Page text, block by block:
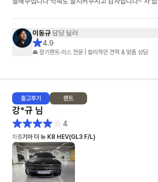
이동규 담당 딜러
4.9
🚘 장기렌트·리스 전문 | 합리적인 견적 & 맞춤 상담
출고후기 렌트
강*규 님
4
차종기아 더 뉴 K8 HEV(GL3 F/L)